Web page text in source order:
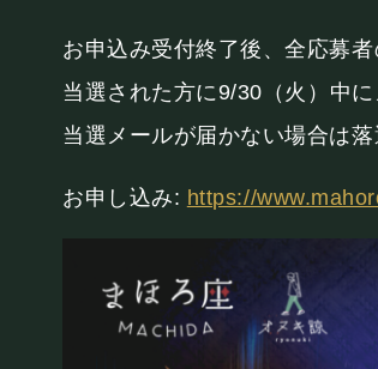
お申込み受付終了後、全応募
当選された方に9/30（火）中
当選メールが届かない場合は
お申し込み: https://